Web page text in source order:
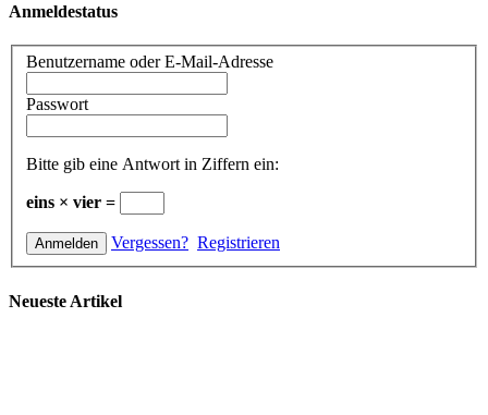
Anmeldestatus
Benutzername oder E-Mail-Adresse
Passwort
Bitte gib eine Antwort in Ziffern ein:
eins × vier =
Vergessen? Registrieren
Neueste Artikel